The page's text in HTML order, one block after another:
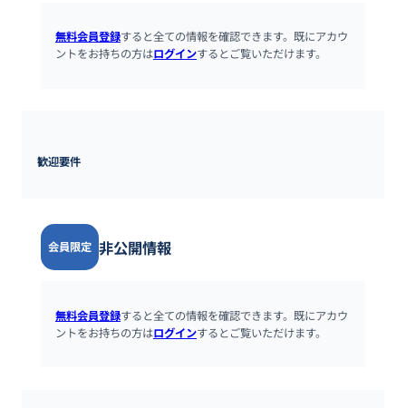
無料会員登録すると全ての情報を確認できます。既にアカウ
ントをお持ちの方はログインするとご覧いただけます。
歓迎要件
会員限定 非公開情報
無料会員登録すると全ての情報を確認できます。既にアカウ
ントをお持ちの方はログインするとご覧いただけます。